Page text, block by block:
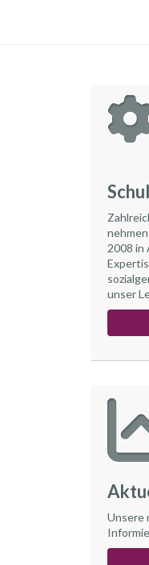
2008 in
unser
Unsere